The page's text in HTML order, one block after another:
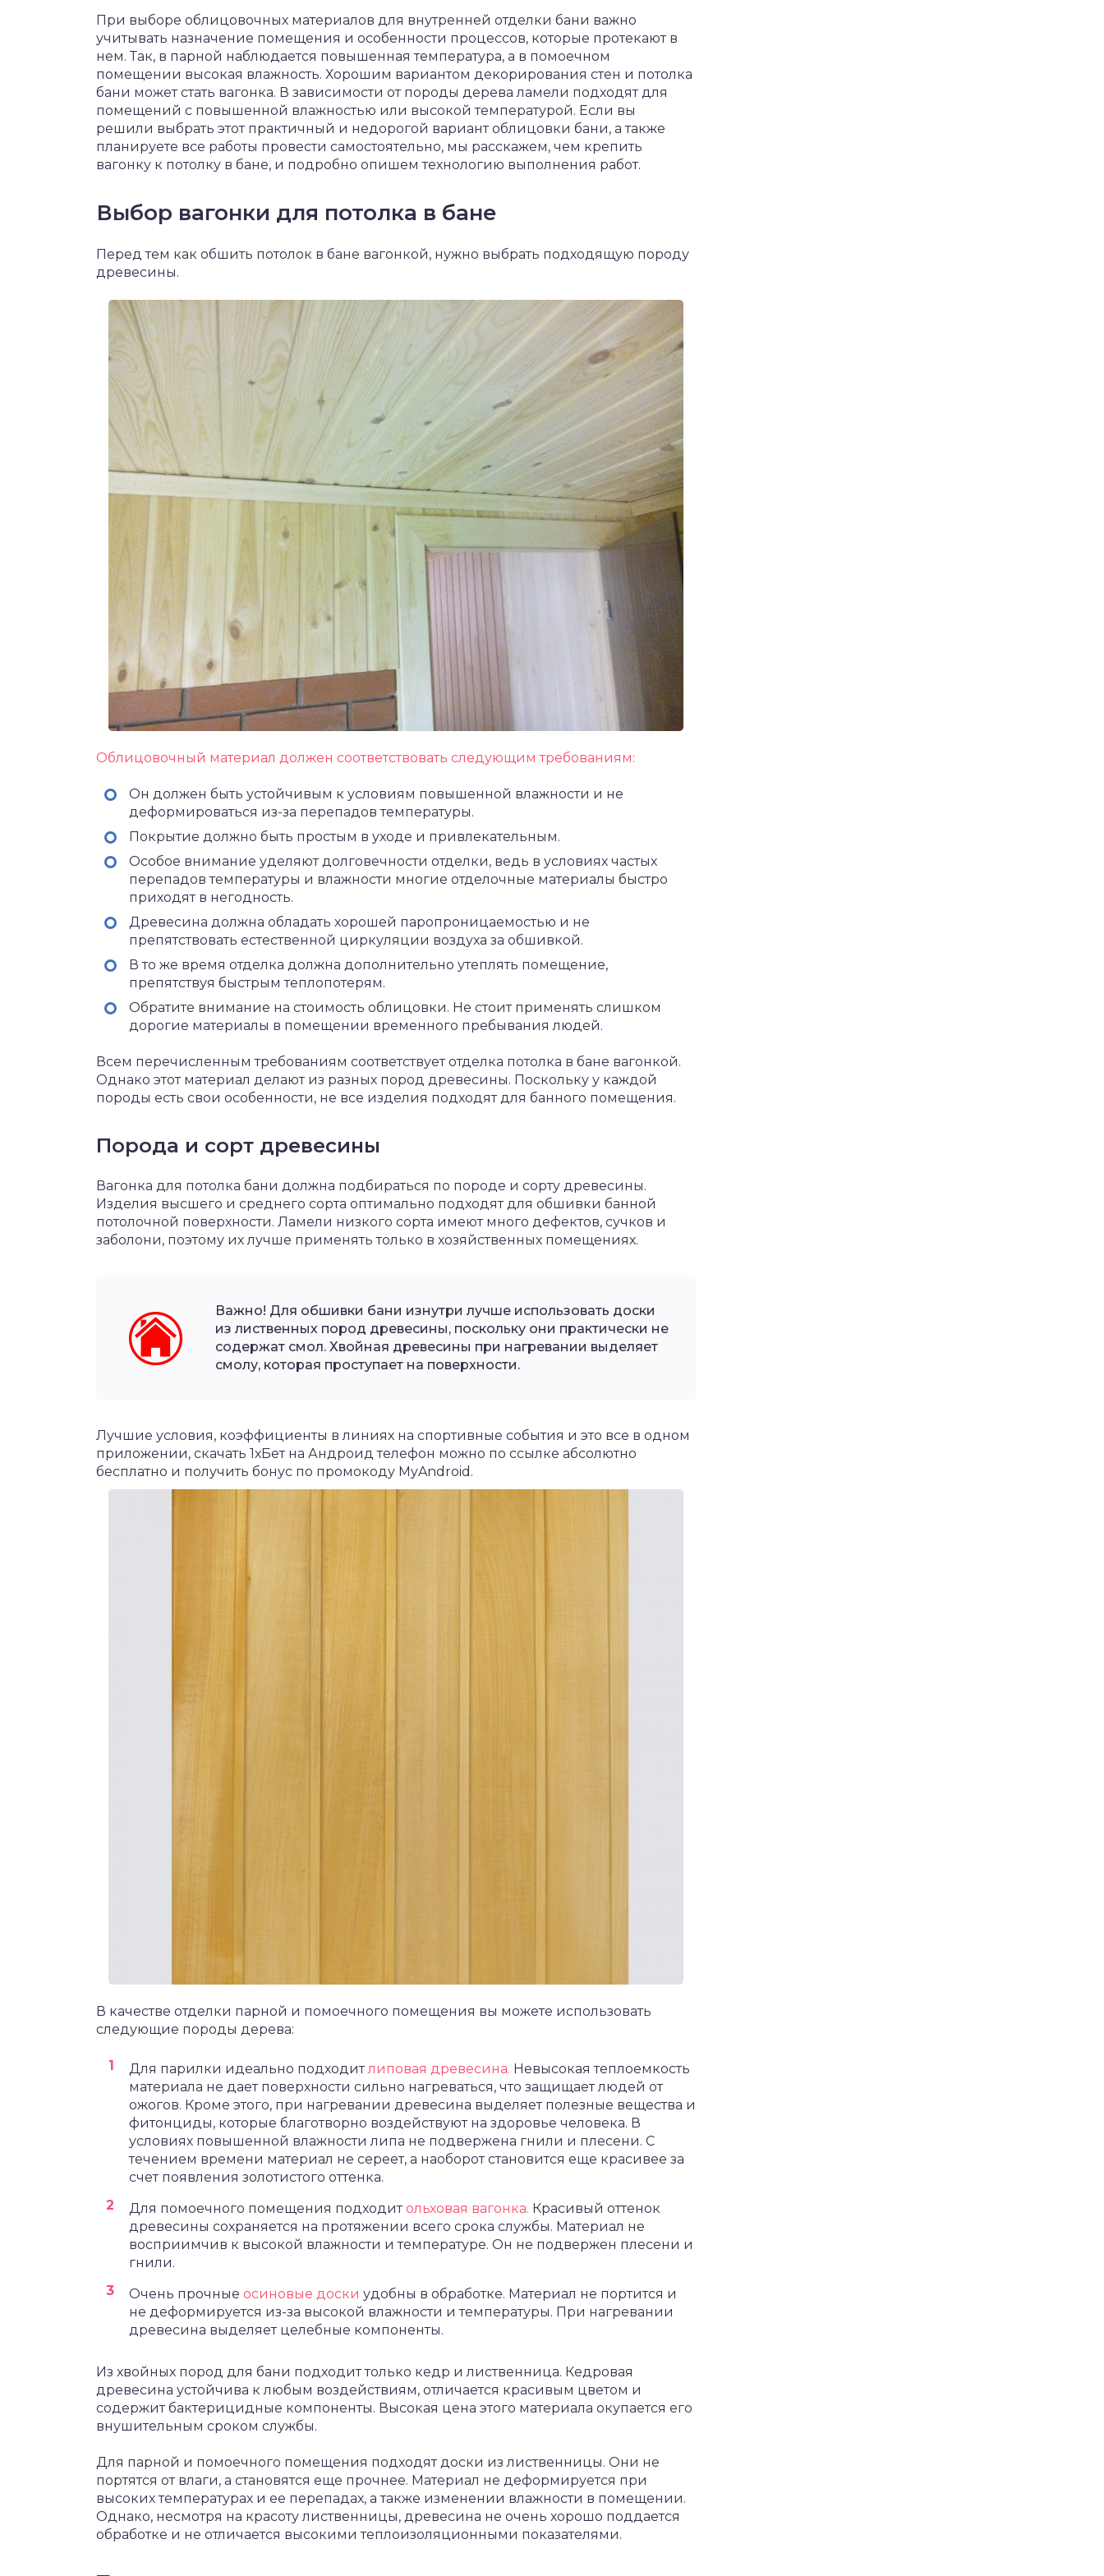
При выборе облицовочных материалов для внутренней отделки бани важно
учитывать назначение помещения и особенности процессов, которые протекают в
нем. Так, в парной наблюдается повышенная температура, а в помоечном
помещении высокая влажность. Хорошим вариантом декорирования стен и потолка
бани может стать вагонка. В зависимости от породы дерева ламели подходят для
помещений с повышенной влажностью или высокой температурой. Если вы
решили выбрать этот практичный и недорогой вариант облицовки бани, а также
планируете все работы провести самостоятельно, мы расскажем, чем крепить
вагонку к потолку в бане, и подробно опишем технологию выполнения работ.
Выбор вагонки для потолка в бане
Перед тем как обшить потолок в бане вагонкой, нужно выбрать подходящую породу
древесины.
Облицовочный материал должен соответствовать следующим требованиям:
Он должен быть устойчивым к условиям повышенной влажности и не
деформироваться из-за перепадов температуры.
Покрытие должно быть простым в уходе и привлекательным.
Особое внимание уделяют долговечности отделки, ведь в условиях частых
перепадов температуры и влажности многие отделочные материалы быстро
приходят в негодность.
Древесина должна обладать хорошей паропроницаемостью и не
препятствовать естественной циркуляции воздуха за обшивкой.
В то же время отделка должна дополнительно утеплять помещение,
препятствуя быстрым теплопотерям.
Обратите внимание на стоимость облицовки. Не стоит применять слишком
дорогие материалы в помещении временного пребывания людей.
Всем перечисленным требованиям соответствует отделка потолка в бане вагонкой.
Однако этот материал делают из разных пород древесины. Поскольку у каждой
породы есть свои особенности, не все изделия подходят для банного помещения.
Порода и сорт древесины
Вагонка для потолка бани должна подбираться по породе и сорту древесины.
Изделия высшего и среднего сорта оптимально подходят для обшивки банной
потолочной поверхности. Ламели низкого сорта имеют много дефектов, сучков и
заболони, поэтому их лучше применять только в хозяйственных помещениях.
Важно! Для обшивки бани изнутри лучше использовать доски
из лиственных пород древесины, поскольку они практически не
содержат смол. Хвойная древесины при нагревании выделяет
смолу, которая проступает на поверхности.
Лучшие условия, коэффициенты в линиях на спортивные события и это все в одном
приложении, скачать 1хБет на Андроид телефон можно по ссылке абсолютно
бесплатно и получить бонус по промокоду MyAndroid.
В качестве отделки парной и помоечного помещения вы можете использовать
следующие породы дерева:
Для парилки идеально подходитлиповая древесина. Невысокая теплоемкость
материала не дает поверхности сильно нагреваться, что защищает людей от
ожогов. Кроме этого, при нагревании древесина выделяет полезные вещества и
фитонциды, которые благотворно воздействуют на здоровье человека. В
условиях повышенной влажности липа не подвержена гнили и плесени. С
течением времени материал не сереет, а наоборот становится еще красивее за
счет появления золотистого оттенка.
Для помоечного помещения подходитольховая вагонка. Красивый оттенок
древесины сохраняется на протяжении всего срока службы. Материал не
восприимчив к высокой влажности и температуре. Он не подвержен плесени и
гнили.
Очень прочные осиновые доски удобны в обработке. Материал не портится и
не деформируется из-за высокой влажности и температуры. При нагревании
древесина выделяет целебные компоненты.
Из хвойных пород для бани подходит только кедр и лиственница. Кедровая
древесина устойчива к любым воздействиям, отличается красивым цветом и
содержит бактерицидные компоненты. Высокая цена этого материала окупается его
внушительным сроком службы.
Для парной и помоечного помещения подходят доски из лиственницы. Они не
портятся от влаги, а становятся еще прочнее. Материал не деформируется при
высоких температурах и ее перепадах, а также изменении влажности в помещении.
Однако, несмотря на красоту лиственницы, древесина не очень хорошо поддается
обработке и не отличается высокими теплоизоляционными показателями.
крыши и кровли